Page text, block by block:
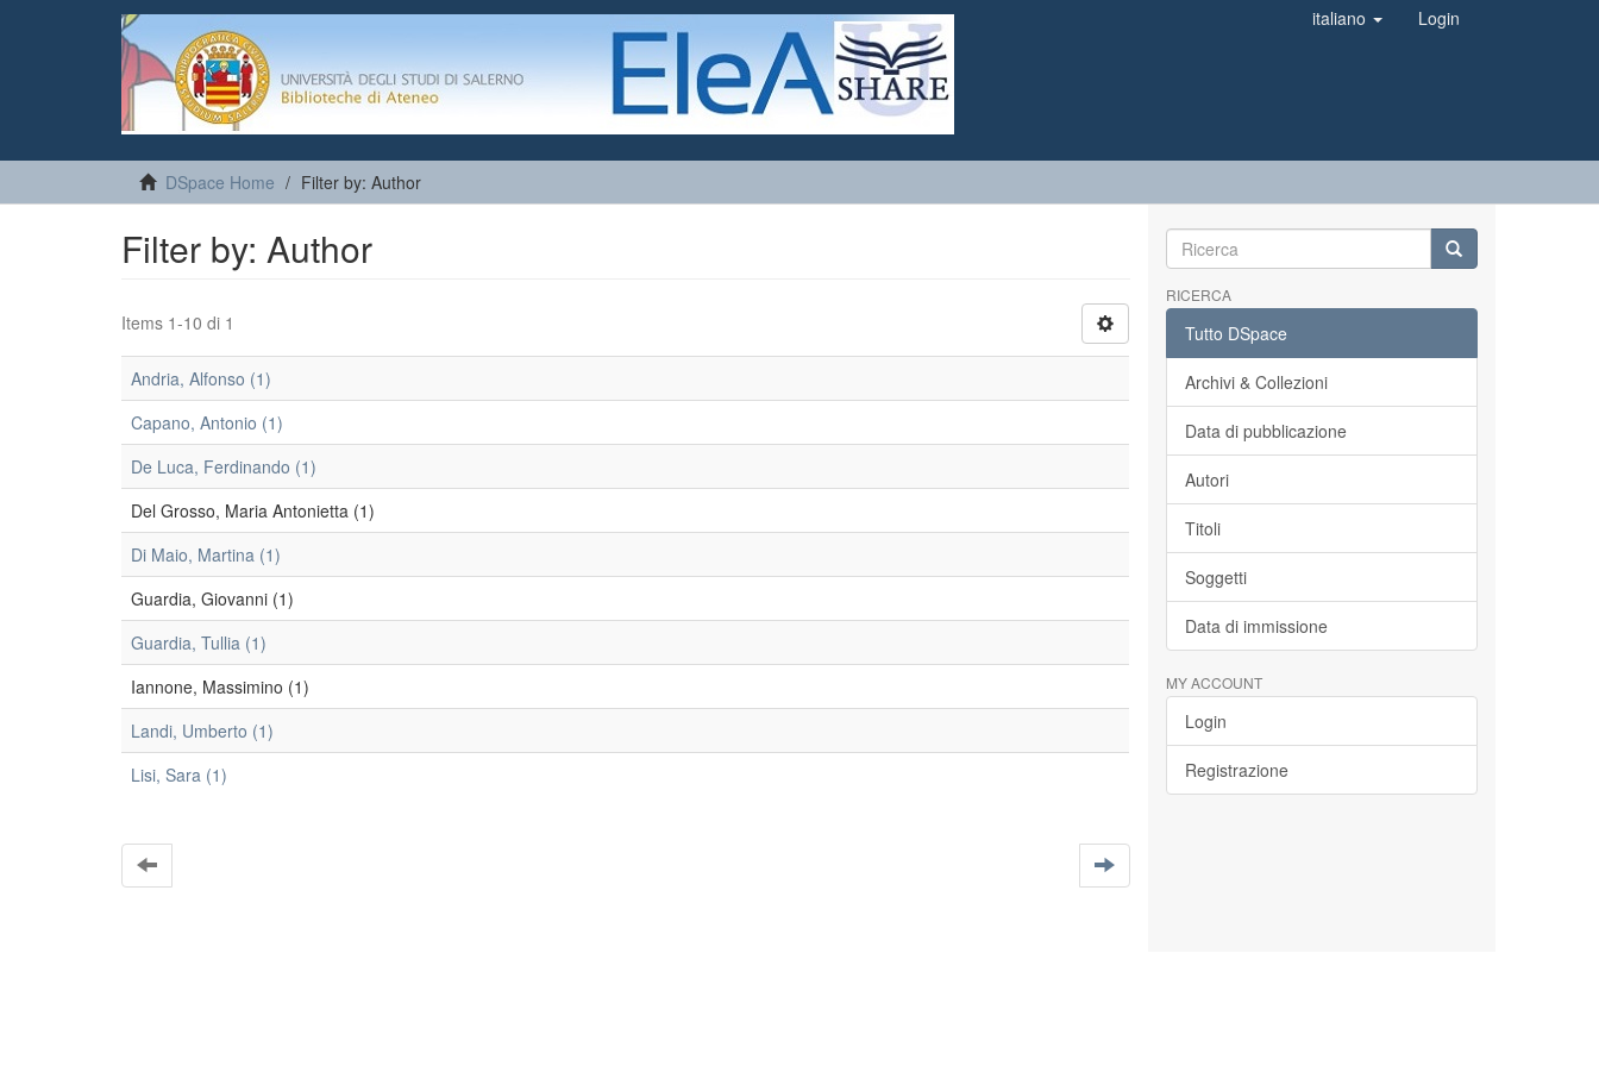
italiano Login
DSpace Home Filter by: Author
Filter by: Author
Items 1-10 di 1
Andria, Alfonso (1)
Capano, Antonio (1)
De Luca, Ferdinando (1)
Del Grosso, Maria Antonietta (1)
Di Maio, Martina (1)
Guardia, Giovanni (1)
Guardia, Tullia (1)
Iannone, Massimino (1)
Landi, Umberto (1)
Lisi, Sara (1)
RICERCA
Tutto DSpace
Archivi & Collezioni
Data di pubblicazione
Autori
Titoli
Soggetti
Data di immissione
MY ACCOUNT
Login
Registrazione